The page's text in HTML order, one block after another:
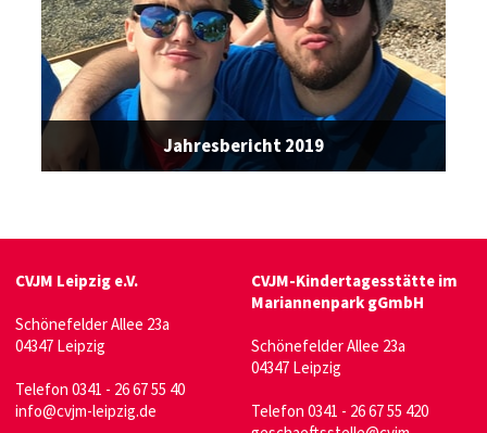
Jahresbericht 2019
CVJM Leipzig e.V.
Schönefelder Allee 23a
04347 Leipzig
Telefon 0341 - 26 67 55 40
info@cvjm-leipzig.de
CVJM-Kindertagesstätte im
Mariannenpark gGmbH
Schönefelder Allee 23a
04347 Leipzig
Telefon 0341 - 26 67 55 420